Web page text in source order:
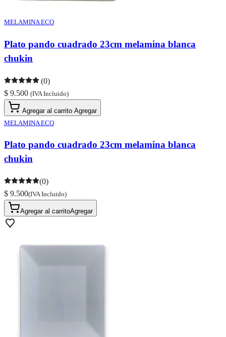
MELAMINA ECO
Plato pando cuadrado 23cm melamina blanca
chukin
(0)
$ 9.500 (IVA Incluido)
Agregar al carrito Agregar
MELAMINA ECO
Plato pando cuadrado 23cm melamina blanca
chukin
(0)
$ 9.500(IVA Incluido)
Agregar al carritoAgregar